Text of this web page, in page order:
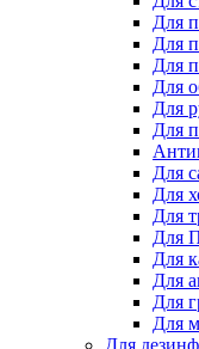
Для
Для
Для
Для
Для
Для
Для
Для
Для
Для
Для
Для
Для
Для
Для